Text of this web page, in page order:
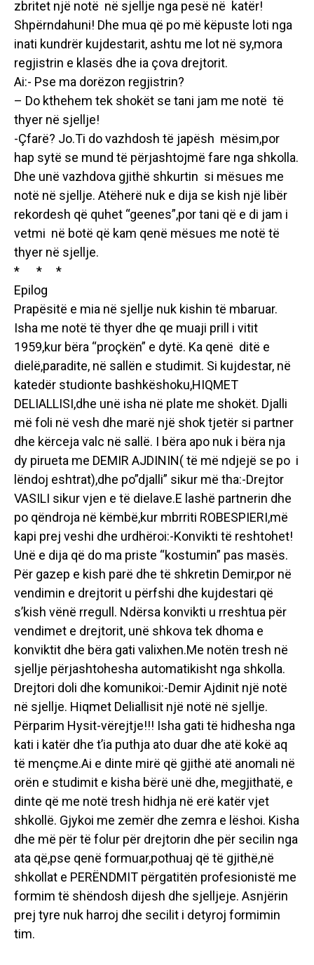
zbritet një notë në sjellje nga pesë në katër!
Shpërndahuni! Dhe mua që po më këpuste loti nga
inati kundrër kujdestarit, ashtu me lot në sy,mora
regjistrin e klasës dhe ia çova drejtorit.
Ai:- Pse ma dorëzon regjistrin?
– Do kthehem tek shokët se tani jam me notë të
thyer në sjellje!
-Çfarë? Jo.Ti do vazhdosh të japësh mësim,por
hap sytë se mund të përjashtojmë fare nga shkolla.
Dhe unë vazhdova gjithë shkurtin si mësues me
notë në sjellje. Atëherë nuk e dija se kish një libër
rekordesh që quhet “geenes”,por tani që e di jam i
vetmi në botë që kam qenë mësues me notë të
thyer në sjellje.
* * *
Epilog
Prapësitë e mia në sjellje nuk kishin të mbaruar.
Isha me notë të thyer dhe qe muaji prill i vitit
1959,kur bëra “proçkën” e dytë. Ka qenë ditë e
dielë,paradite, në sallën e studimit. Si kujdestar, në
katedër studionte bashkëshoku,HIQMET
DELIALLISI,dhe unë isha në plate me shokët. Djalli
më foli në vesh dhe marë një shok tjetër si partner
dhe kërceja valc në sallë. I bëra apo nuk i bëra nja
dy pirueta me DEMIR AJDININ( të më ndjejë se po i
lëndoj eshtrat),dhe po”djalli” sikur më tha:-Drejtor
VASILI sikur vjen e të dielave.E lashë partnerin dhe
po qëndroja në këmbë,kur mbrriti ROBESPIERI,më
kapi prej veshi dhe urdhëroi:-Konvikti të reshtohet!
Unë e dija që do ma priste “kostumin” pas masës.
Për gazep e kish parë dhe të shkretin Demir,por në
vendimin e drejtorit u përfshi dhe kujdestari që
s’kish vënë rregull. Ndërsa konvikti u rreshtua për
vendimet e drejtorit, unë shkova tek dhoma e
konviktit dhe bëra gati valixhen.Me notën tresh në
sjellje përjashtohesha automatikisht nga shkolla.
Drejtori doli dhe komunikoi:-Demir Ajdinit një notë
në sjellje. Hiqmet Deliallisit një notë në sjellje.
Përparim Hysit-vërejtje!!! Isha gati të hidhesha nga
kati i katër dhe t’ia puthja ato duar dhe atë kokë aq
të mençme.Ai e dinte mirë që gjithë atë anomali në
orën e studimit e kisha bërë unë dhe, megjithatë, e
dinte që me notë tresh hidhja në erë katër vjet
shkollë. Gjykoi me zemër dhe zemra e lëshoi. Kisha
dhe më për të folur për drejtorin dhe për secilin nga
ata që,pse qenë formuar,pothuaj që të gjithë,në
shkollat e PERËNDMIT përgatitën profesionistë me
formim të shëndosh dijesh dhe sjelljeje. Asnjërin
prej tyre nuk harroj dhe secilit i detyroj formimin
tim.